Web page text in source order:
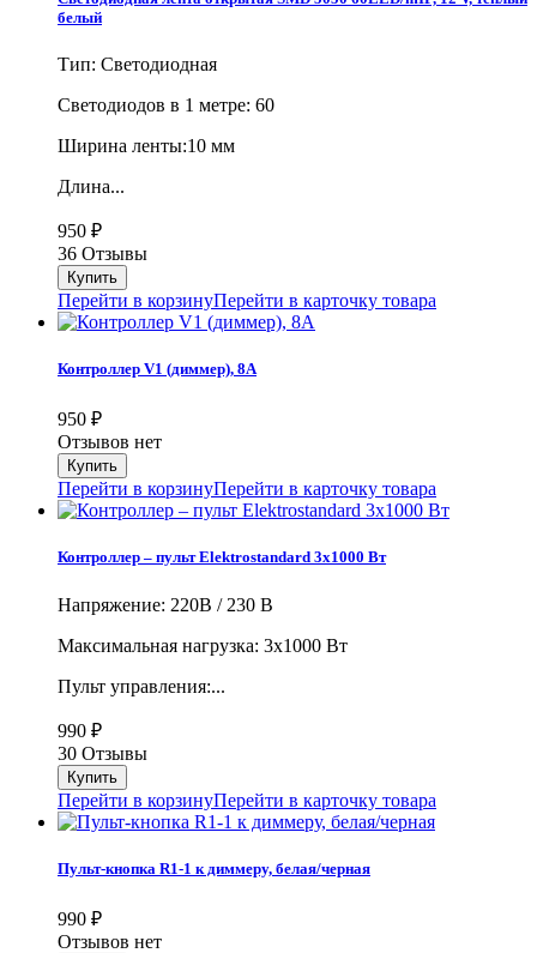
белый
Тип: Светодиодная
Cветодиодов в 1 метре: 60
Ширина ленты:10 мм
Длина...
950 ₽
36 Отзывы
Перейти в корзинуПерейти в карточку товара
Контроллер V1 (диммер), 8А
950 ₽
Отзывов нет
Перейти в корзинуПерейти в карточку товара
Контроллер – пульт Elektrostandard 3х1000 Вт
Напряжение: 220В / 230 В
Максимальная нагрузка: 3х1000 Вт
Пульт управления:...
990 ₽
30 Отзывы
Перейти в корзинуПерейти в карточку товара
Пульт-кнопка R1-1 к диммеру, белая/черная
990 ₽
Отзывов нет